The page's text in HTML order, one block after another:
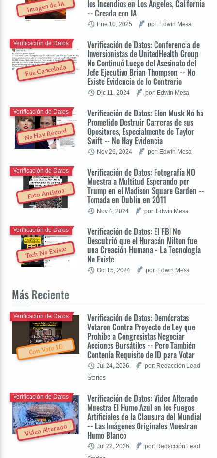
Imagen de IA los Incendios en Los Angeles, California
-- Creada con IA
Ene 10, 2025 por: Edwin Mesa
Fue Cancelada
Verificación de Datos: Conferencia de
Inversionistas de UnitedHealth Group
No Continuó Luego del Asesinato del
Jefe Ejecutivo Brian Thompson -- No
Existe Evidencia de lo Contrario
Verificación de Datos
Dic 11, 2024 por: Edwin Mesa
No Hay Récord
Verificación de Datos: Elon Musk No ha
Prometido Destruir Carreras de sus
Opositores, Especialmente de Taylor
Swift -- No Hay Evidencia
Verificación de Datos
Nov 26, 2024 por: Edwin Mesa
Foto Antigua
Verificación de Datos: Fotografía NO
Muestra a Multitud Esperando por
Trump en el Madison Square Garden --
Tomada en Dublin en 2011
Verificación de Datos
Nov 4, 2024 por: Edwin Mesa
Tech No Existe
Verificación de Datos: El FBI No
Descubrió que el Huracán Milton fue
una Creación Humana - La Tecnología
No Existe
Verificación de Datos
Oct 15, 2024 por: Edwin Mesa
Más Reciente
Con Voto ID
Verificación de Datos: Demócratas
Votaron Contra Proyecto de Ley que
Prohíbe a Congresistas Negociar
Acciones Bursátiles -- Pero También
Contenía Requisito de ID para Votar
Verificación de Datos
Jul 24, 2026
por: Redacción Lead
Stories
Video Alterado
Verificación de Datos: Video Alterado
Muestra El Humo Azul en los Fuegos
Artificiales de la Clausura del Mundial
-- Las Imágenes Originales Muestran
Humo Blanco
Verificación de Datos
Jul 22, 2026
por: Redacción Lead